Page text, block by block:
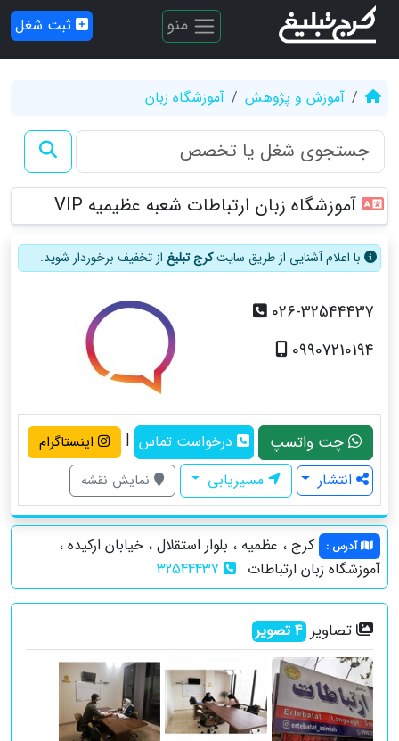
منو ثبت شغل
آموزش و پژوهش آموزشگاه زبان
آموزشگاه زبان ارتباطات شعبه عظیمیه VIP
با اعلام آشنایی از طریق سایتکرج تبلیغ از تخفیف برخوردار شوید.
026-32544437
09907210194
چت واتسپ درخواست تماس | اینستاگرام
انتشار مسیریابی نمایش نقشه
آدرس :
کرج ، عظمیه ، بلوار استقلال ، خیابان ارکیده ،
آموزشگاه زبان ارتباطات
32544437
تصاویر 4تصویر